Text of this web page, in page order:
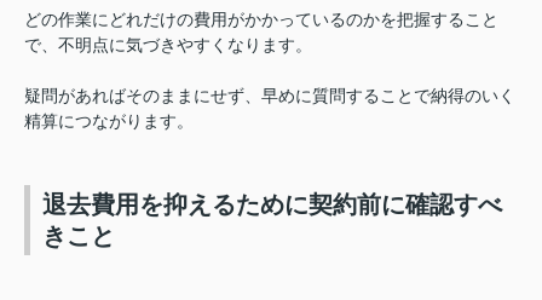
どの作業にどれだけの費用がかかっているのかを把握すること
で、不明点に気づきやすくなります。
疑問があればそのままにせず、早めに質問することで納得のいく
精算につながります。
退去費用を抑えるために契約前に確認すべ
きこと